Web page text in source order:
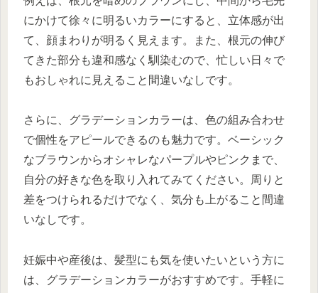
にかけて徐々に明るいカラーにすると、立体感が出
て、顔まわりが明るく見えます。また、根元の伸び
てきた部分も違和感なく馴染むので、忙しい日々で
もおしゃれに見えること間違いなしです。
さらに、グラデーションカラーは、色の組み合わせ
で個性をアピールできるのも魅力です。ベーシック
なブラウンからオシャレなパープルやピンクまで、
自分の好きな色を取り入れてみてください。周りと
差をつけられるだけでなく、気分も上がること間違
いなしです。
妊娠中や産後は、髪型にも気を使いたいという方に
は、グラデーションカラーがおすすめです。手軽に